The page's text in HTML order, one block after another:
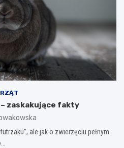
zaskakujące fakty
ale jak o zwierzęciu pełnym